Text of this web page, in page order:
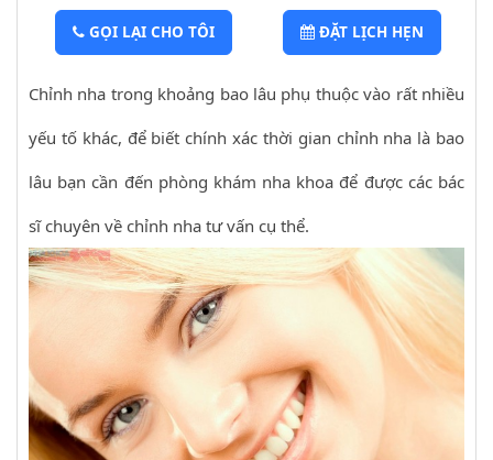
GỌI LẠI CHO TÔI ĐẶT LỊCH HẸN
Chỉnh nha trong khoảng bao lâu phụ thuộc vào rất nhiều
yếu tố khác, để biết chính xác thời gian chỉnh nha là bao
lâu bạn cần đến phòng khám nha khoa để được các bác
sĩ chuyên về chỉnh nha tư vấn cụ thể.